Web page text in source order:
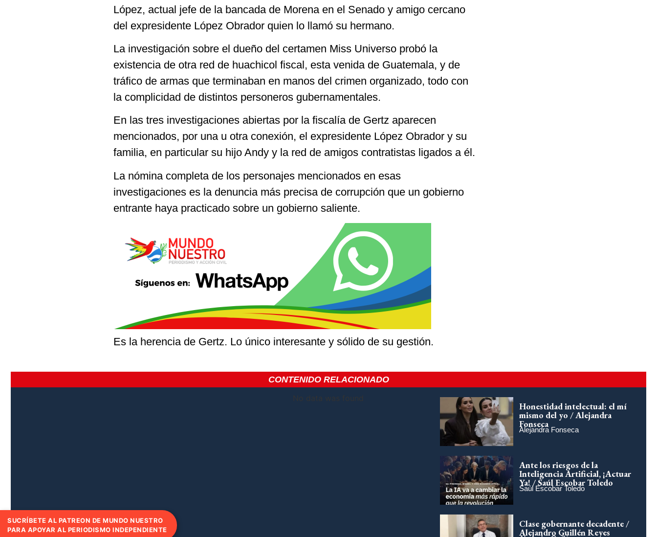
López, actual jefe de la bancada de Morena en el Senado y amigo cercano
del expresidente López Obrador quien lo llamó su hermano.
La investigación sobre el dueño del certamen Miss Universo probó la
existencia de otra red de huachicol fiscal, esta venida de Guatemala, y de
tráfico de armas que terminaban en manos del crimen organizado, todo con
la complicidad de distintos personeros gubernamentales.
En las tres investigaciones abiertas por la fiscalía de Gertz aparecen
mencionados, por una u otra conexión, el expresidente López Obrador y su
familia, en particular su hijo Andy y la red de amigos contratistas ligados a él.
La nómina completa de los personajes mencionados en esas
investigaciones es la denuncia más precisa de corrupción que un gobierno
entrante haya practicado sobre un gobierno saliente.
Es la herencia de Gertz. Lo único interesante y sólido de su gestión.
CONTENIDO RELACIONADO
No data was found
Honestidad intelectual: el mí
mismo del yo / Alejandra
Fonseca
Alejandra Fonseca
Ante los riesgos de la
Inteligencia Artificial, ¡Actuar
Ya! / Saúl Escobar Toledo
Saúl Escobar Toledo
Clase gobernante decadente /
Alejandro Guillén Reyes
SUCRÍBETE AL PATREON DE MUNDO NUESTRO
PARA APOYAR AL PERIODISMO INDEPENDIENTE